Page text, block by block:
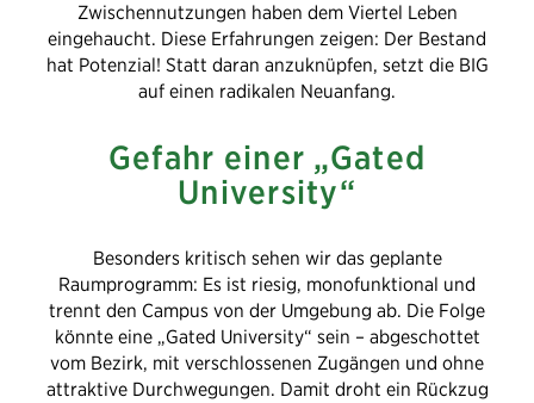
Zwischennutzungen haben dem Viertel Leben
eingehaucht. Diese Erfahrungen zeigen: Der Bestand
hat Potenzial! Statt daran anzuknüpfen, setzt die BIG
auf einen radikalen Neuanfang.
Gefahr einer „Gated
University“
Besonders kritisch sehen wir das geplante
Raumprogramm: Es ist riesig, monofunktional und
trennt den Campus von der Umgebung ab. Die Folge
könnte eine „Gated University“ sein – abgeschottet
vom Bezirk, mit verschlossenen Zugängen und ohne
attraktive Durchwegungen. Damit droht ein Rückzug